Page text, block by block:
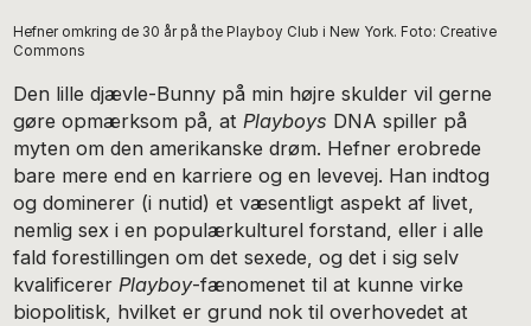
Hefner omkring de 30 år på the Playboy Club i New York. Foto: Creative
Commons
Den lille djævle-Bunny på min højre skulder vil gerne
gøre opmærksom på, atPlayboys DNA spiller på
myten om den amerikanske drøm. Hefner erobrede
bare mere end en karriere og en levevej. Han indtog
og dominerer (i nutid) et væsentligt aspekt af livet,
nemlig sex i en populærkulturel forstand, eller i alle
fald forestillingen om det sexede, og det i sig selv
kvalificererPlayboy-fænomenet til at kunne virke
biopolitisk, hvilket er grund nok til overhovedet at